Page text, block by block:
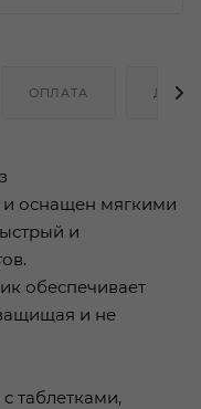
ОПЛАТА
и оснащен мягкими
и
обеспечивает
и не
таблетками,